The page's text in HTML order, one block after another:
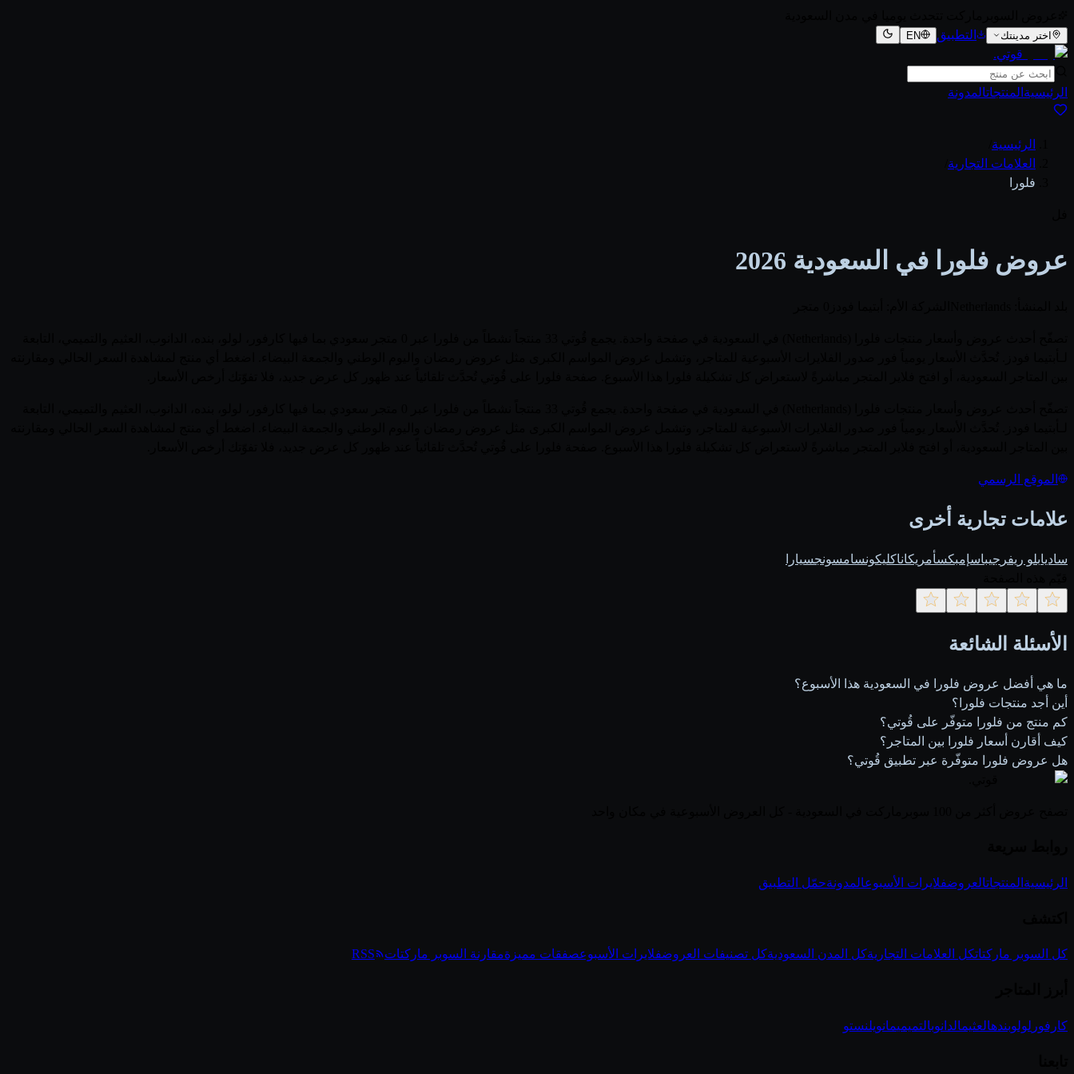
اختر مدينتك التطبيق EN
قوتي.
الرئيسية المنتجاتالمدونة
الرئيسية
العلامات التجارية
فلورا
عروض فلورا في السعودية 2026
الموقع الرسمي
علامات تجارية أخرى
ساديابلو ريفر جيباسإمبكسأمريكاناكليكونسامسونجسيارا
الأسئلة الشائعة
ما هي أفضل عروض فلورا في السعودية هذا الأسبوع؟
أين أجد منتجات فلورا؟
كم منتج من فلورا متوفّر على قُوتي؟
كيف أقارن أسعار فلورا بين المتاجر؟
هل عروض فلورا متوفّرة عبر تطبيق قُوتي؟
الرئيسية المنتجاتالعروضفلايرات الأسبوعالمدونةحمّل التطبيق
كل السوبر ماركتاتكل العلامات التجاريةكل المدن السعوديةكل تصنيفات العروضفلايرات الأسبوعصفقات مميزةمقارنة السوبر ماركتات RSS
كارفور لولوبندهالعثيمالدانوبالتميميمانويلنستو